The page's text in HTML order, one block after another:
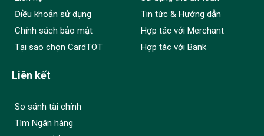
Điều khoản sử dụng
Chính sách bảo mật
Tại sao chọn CardTOT
Tin tức & Hướng dẫn
Hợp tác với Merchant
Hợp tác với Bank
Liên kết
So sánh tài chính
Tìm Ngân hàng